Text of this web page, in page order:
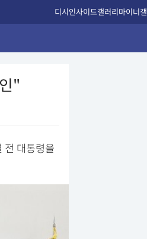
디시인사이드갤러리마이너갤
"
전 대통령을